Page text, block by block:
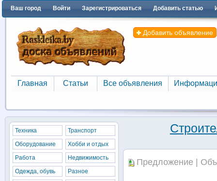
Ваш город Войти Зарегистрироваться Добавить статью
Добавить объявление
Главная
Главная
Статьи
Статьи
Все объявления
Все объявления
Предложение |
Техника
Транспорт
Оборудование
Хобби и отдых
Работа
Недвижимость
Одежда, обувь
Разное